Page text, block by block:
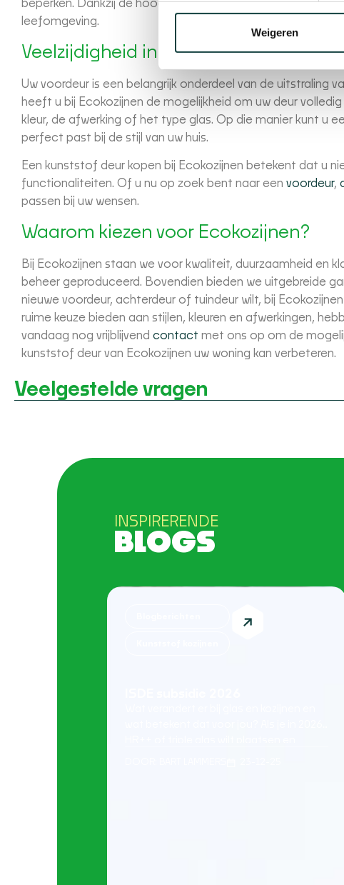
Weigeren
beperken. Dankzij de hoogwaardige isolatie en goede
leefomgeving.
Veelzijdigheid in ontwerp
Uw voordeur is een belangrijk onderdeel van de uitstraling
heeft u bij Ecokozijnen de mogelijkheid om uw deur
kleur, de afwerking of het type glas. Op die manier kunt u
perfect past bij de stijl van uw huis.
Een kunststof deur kopen bij Ecokozijnen betekent dat u
functionaliteiten. Of u nu op zoek bent naar een voordeur,
passen bij uw wensen.
Waarom kiezen voor Ecokozijnen?
Bij Ecokozijnen staan we voor kwaliteit, duurzaamheid en
beheer geproduceerd. Bovendien bieden we uitgebreide
nieuwe voordeur, achterdeur of tuindeur wilt, bij
ruime keuze bieden aan stijlen, kleuren en afwerkingen,
vandaag nog vrijblijvend contact met ons op om de
kunststof deur van Ecokozijnen uw woning kan verbeteren.
Veelgestelde vragen
INSPIRERENDE
BLOGS